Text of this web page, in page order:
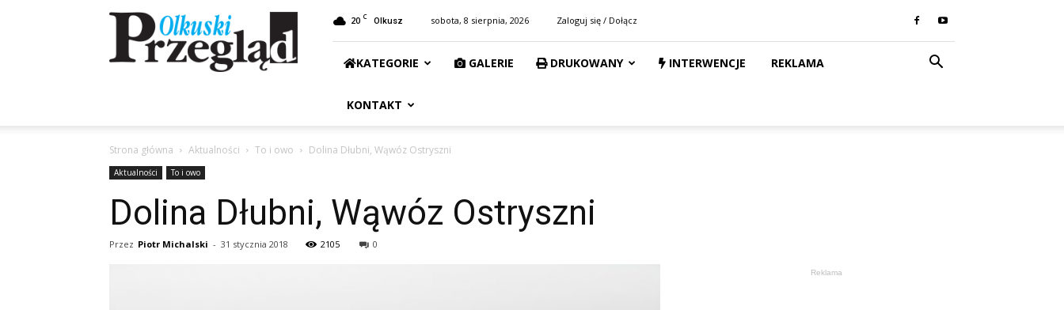
Przegląd
Olkuski
20 C Olkusz sobota, 8 sierpnia, 2026 Zaloguj się / Dołącz
KATEGORIE GALERIE DRUKOWANY INTERWENCJE REKLAMA
KONTAKT
Strona główna Aktualności To i owo Dolina Dłubni, Wąwóz Ostryszni
Aktualności To i owo
Dolina Dłubni, Wąwóz Ostryszni
Przez Piotr Michalski - 31 stycznia 2018 2105 0
Reklama